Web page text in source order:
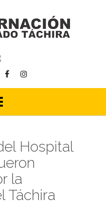
Hospital
la
Táchira